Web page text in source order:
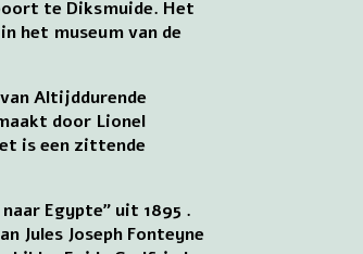
te Diksmuide. Het
het museum van de
Altijddurende
door Lionel
is een zittende
Egypte” uit 1895 .
Jules Joseph Fonteyne